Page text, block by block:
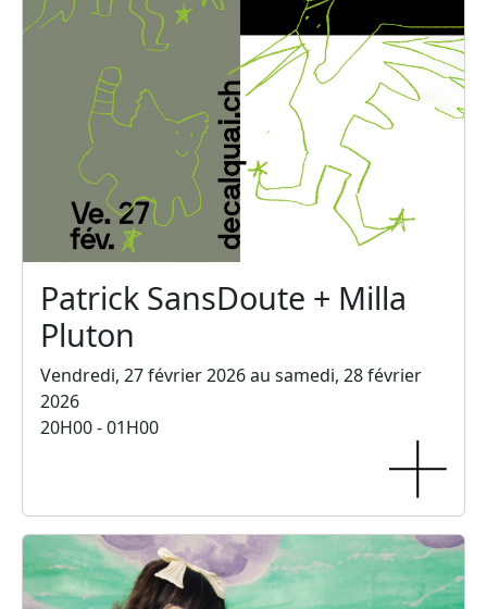
Patrick SansDoute + Milla
Pluton
Vendredi, 27 février 2026 au samedi, 28 février
2026
20H00 - 01H00